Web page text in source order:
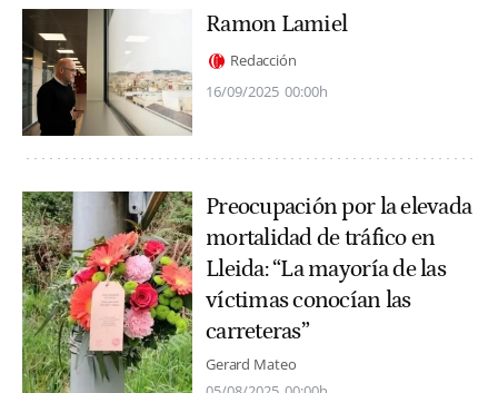
Ramon Lamiel
Redacción
16/09/2025 00:00h
Preocupación por la elevada
mortalidad de tráfico en
Lleida: “La mayoría de las
víctimas conocían las
carreteras”
Gerard Mateo